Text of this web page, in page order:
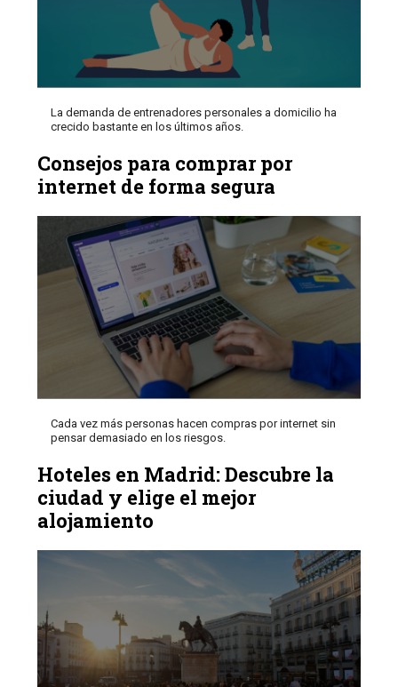
La demanda de entrenadores personales a domicilio ha
crecido bastante en los últimos años.
Consejos para comprar por
internet de forma segura
Cada vez más personas hacen compras por internet sin
pensar demasiado en los riesgos.
Hoteles en Madrid: Descubre la
ciudad y elige el mejor
alojamiento